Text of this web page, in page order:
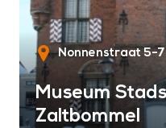
Nonnenstraat 5-7
Museum
Zaltbommel